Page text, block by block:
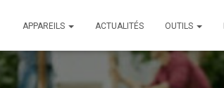
APPAREILS ACTUALITÉS OUTILS